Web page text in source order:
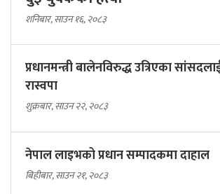
शनिबार, साउन १६, २०८३
प्रधानमन्त्री बालेनविरुद्ध उत्रिएका
रास्वपा
शुक्रबार, साउन २२, २०८३
नेपाल लाइभको प्रधान सम्पादकमा दाहाल
बिहीबार, साउन २१, २०८३